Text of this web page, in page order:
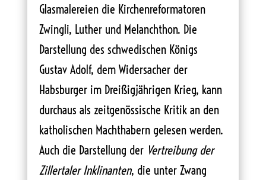
Glasmalereien die Kirchenreformatoren
Zwingli, Luther und Melanchthon. Die
Darstellung des schwedischen Königs
Gustav Adolf, dem Widersacher der
Habsburger im Dreißigjährigen Krieg, kann
durchaus als zeitgenössische Kritik an den
katholischen Machthabern gelesen werden.
Auch die Darstellung der Vertreibung der
Zillertaler Inklinanten, die unter Zwang